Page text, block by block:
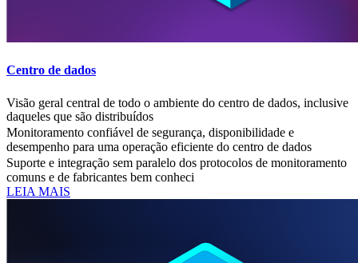
Centro de dados
Visão geral central de todo o ambiente do centro de dados, inclusive
daqueles que são distribuídos
Monitoramento confiável de segurança, disponibilidade e
desempenho para uma operação eficiente do centro de dados
Suporte e integração sem paralelo dos protocolos de monitoramento
comuns e de fabricantes bem conheci
LEIA MAIS